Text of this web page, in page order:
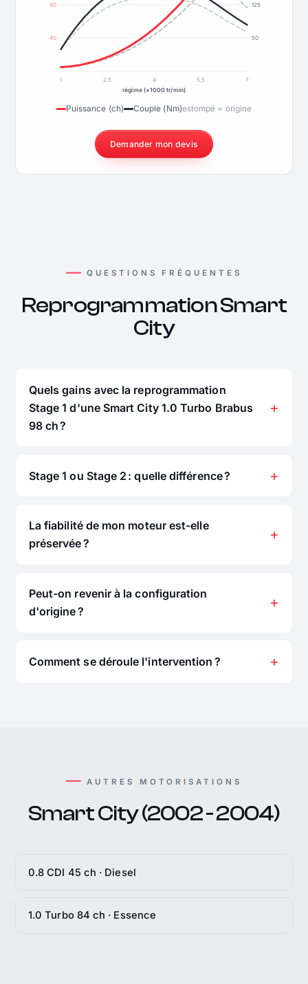
40
90
50
125
1 2,5 4 5,5
7
régime (×1000 tr/min)
Puissance (ch) Couple (Nm)estompé = origine
Demander mon devis
QUESTIONS FRÉQUENTES
Reprogrammation Smart
City
Quels gains avec la reprogrammation
Stage 1 d'une Smart City 1.0 Turbo Brabus
98 ch ?
Stage 1 ou Stage 2 : quelle différence ?
La fiabilité de mon moteur est-elle
préservée ?
Peut-on revenir à la configuration
d'origine ?
Comment se déroule l'intervention ?
AUTRES MOTORISATIONS
Smart City (2002 - 2004)
0.8 CDI 45 ch · Diesel
1.0 Turbo 84 ch · Essence